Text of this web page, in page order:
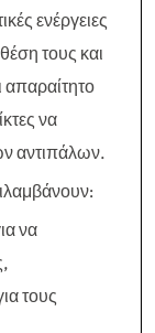
ενέργειες
τους και
απαραίτητο
να
αντιπάλων.
να
τους